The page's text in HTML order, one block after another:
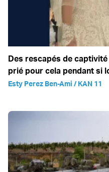
Des rescapés de
prié pour cela pendant si
Esty Perez Ben-Ami / KAN 11